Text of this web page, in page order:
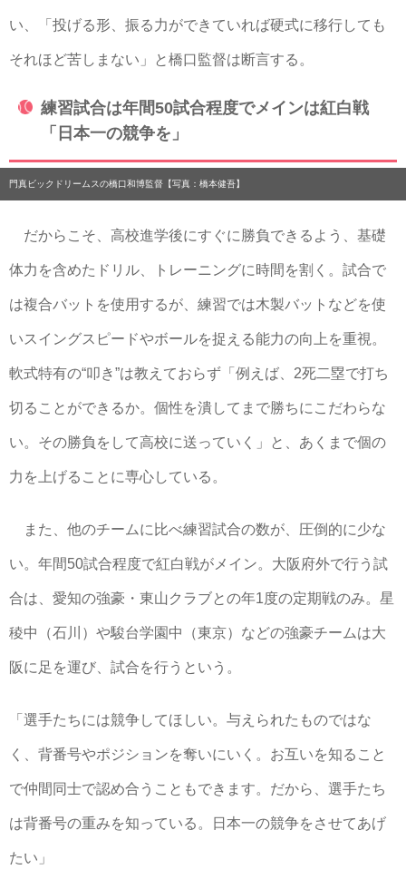
い、「投げる形、振る力ができていれば硬式に移行しても
それほど苦しまない」と橋口監督は断言する。
練習試合は年間50試合程度でメインは紅白戦
「日本一の競争を」
門真ビックドリームスの橋口和博監督【写真：橋本健吾】
だからこそ、高校進学後にすぐに勝負できるよう、基礎
体力を含めたドリル、トレーニングに時間を割く。試合で
は複合バットを使用するが、練習では木製バットなどを使
いスイングスピードやボールを捉える能力の向上を重視。
軟式特有の“叩き”は教えておらず「例えば、2死二塁で打ち
切ることができるか。個性を潰してまで勝ちにこだわらな
い。その勝負をして高校に送っていく」と、あくまで個の
力を上げることに専心している。
また、他のチームに比べ練習試合の数が、圧倒的に少な
い。年間50試合程度で紅白戦がメイン。大阪府外で行う試
合は、愛知の強豪・東山クラブとの年1度の定期戦のみ。星
稜中（石川）や駿台学園中（東京）などの強豪チームは大
阪に足を運び、試合を行うという。
「選手たちには競争してほしい。与えられたものではな
く、背番号やポジションを奪いにいく。お互いを知ること
で仲間同士で認め合うこともできます。だから、選手たち
は背番号の重みを知っている。日本一の競争をさせてあげ
たい」